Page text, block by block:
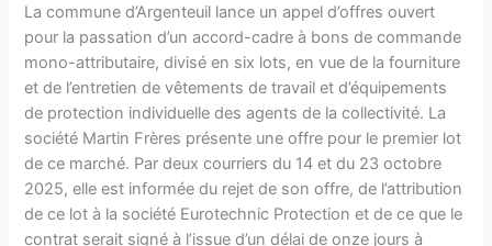
La commune d’Argenteuil lance un appel d’offres ouvert
pour la passation d’un accord-cadre à bons de commande
mono-attributaire, divisé en six lots, en vue de la fourniture
et de l’entretien de vêtements de travail et d’équipements
de protection individuelle des agents de la collectivité. La
société Martin Frères présente une offre pour le premier lot
de ce marché. Par deux courriers du 14 et du 23 octobre
2025, elle est informée du rejet de son offre, de l’attribution
de ce lot à la société Eurotechnic Protection et de ce que le
contrat serait signé à l’issue d’un délai de onze jours à